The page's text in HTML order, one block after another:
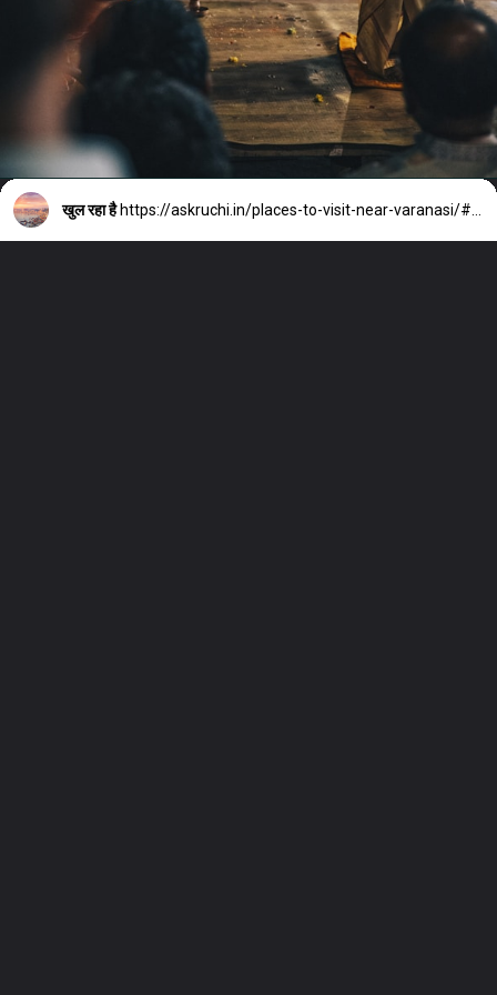
खुल रहा है https://askruchi.in/places-to-visit-near-varanasi/#more-3689